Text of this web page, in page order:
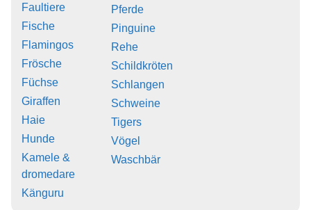
Faultiere
Fische
Flamingos
Frösche
Füchse
Giraffen
Haie
Hunde
Kamele &
dromedare
Känguru
Pferde
Pinguine
Rehe
Schildkröten
Schlangen
Schweine
Tigers
Vögel
Waschbär